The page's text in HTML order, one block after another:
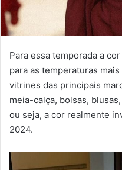
Para essa temporada a
para as temperaturas
vitrines das principais
meia-calça, bolsas,
ou seja, a cor realmente
2024.